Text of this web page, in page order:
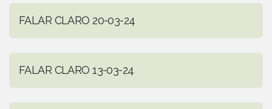
FALAR CLARO 20-03-24
FALAR CLARO 13-03-24